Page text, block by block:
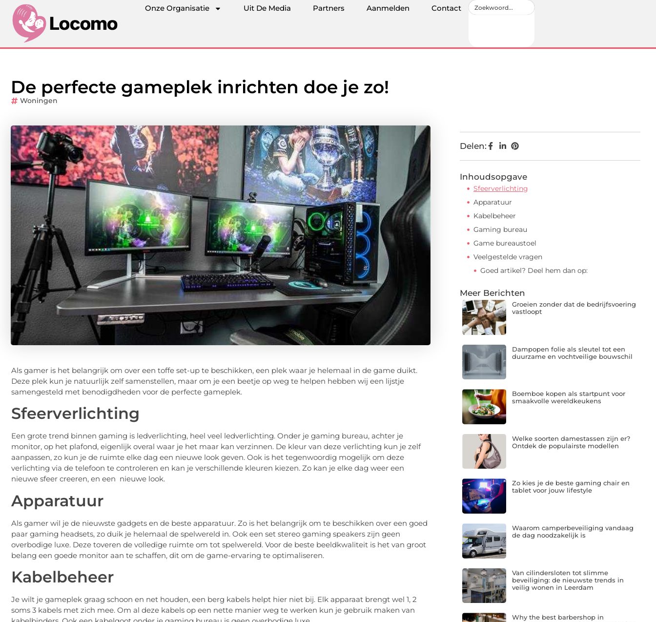
Onze Organisatie Uit De Media Partners Aanmelden Contact
De perfecte gameplek inrichten doe je zo!
Woningen
Als gamer is het belangrijk om over een toffe set-up te beschikken, een plek waar je helemaal in de game duikt.
Deze plek kun je natuurlijk zelf samenstellen, maar om je een beetje op weg te helpen hebben wij een lijstje
samengesteld met benodigdheden voor de perfecte gameplek.
Sfeerverlichting
Een grote trend binnen gaming is ledverlichting, heel veel ledverlichting. Onder je gaming bureau, achter je
monitor, op het plafond, eigenlijk overal waar je het maar kan verzinnen. De kleur van deze verlichting kun je zelf
aanpassen, zo kun je de ruimte elke dag een nieuwe look geven. Ook is het tegenwoordig mogelijk om deze
verlichting via de telefoon te controleren en kan je verschillende kleuren kiezen. Zo kan je elke dag weer een
nieuwe sfeer creeren, en een nieuwe look.
Apparatuur
Als gamer wil je de nieuwste gadgets en de beste apparatuur. Zo is het belangrijk om te beschikken over een goed
paar gaming headsets, zo duik je helemaal de spelwereld in. Ook een set stereo gaming speakers zijn geen
overbodige luxe. Deze toveren de volledige ruimte om tot spelwereld. Voor de beste beeldkwaliteit is het van groot
belang een goede monitor aan te schaffen, dit om de game-ervaring te optimaliseren.
Kabelbeheer
Je wilt je gameplek graag schoon en net houden, een berg kabels helpt hier niet bij. Elk apparaat brengt wel 1, 2
soms 3 kabels met zich mee. Om al deze kabels op een nette manier weg te werken kun je gebruik maken van
Delen:
Inhoudsopgave
Sfeerverlichting
Apparatuur
Kabelbeheer
Gaming bureau
Game bureaustoel
Veelgestelde vragen
Goed artikel? Deel hem dan op:
Meer Berichten
Groeien zonder dat de bedrijfsvoering
vastloopt
Dampopen folie als sleutel tot een
duurzame en vochtveilige bouwschil
Boemboe kopen als startpunt voor
smaakvolle wereldkeukens
Welke soorten damestassen zijn er?
Ontdek de populairste modellen
Zo kies je de beste gaming chair en
tablet voor jouw lifestyle
Waarom camperbeveiliging vandaag
de dag noodzakelijk is
Van cilindersloten tot slimme
beveiliging: de nieuwste trends in
veilig wonen in Leerdam
Why the best barbershop in